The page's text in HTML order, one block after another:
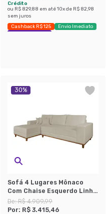
Crédito
ou R$ 829,88 em até10x de R$ 82,98
sem juros
Cashback R$ 125
Envio Imediato
Exclusivo Mobly
30%
Sofá 4 Lugares Mônaco
Com Chaise Esquerdo Linho
Off White
De:R$ 4.909,99
Por: R$ 3.415,46